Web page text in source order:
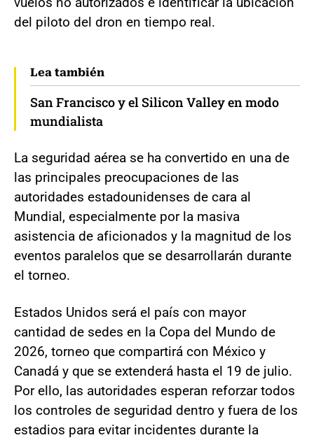
del piloto del dron en tiempo real.
Lea también
San Francisco y el Silicon Valley en modo
mundialista
La seguridad aérea se ha convertido en una de
las principales preocupaciones de las
autoridades estadounidenses de cara al
Mundial, especialmente por la masiva
asistencia de aficionados y la magnitud de los
eventos paralelos que se desarrollarán durante
el torneo.
Estados Unidos será el país con mayor
cantidad de sedes en la Copa del Mundo de
2026, torneo que compartirá con México y
Canadá y que se extenderá hasta el 19 de julio.
Por ello, las autoridades esperan reforzar todos
los controles de seguridad dentro y fuera de los
estadios para evitar incidentes durante la